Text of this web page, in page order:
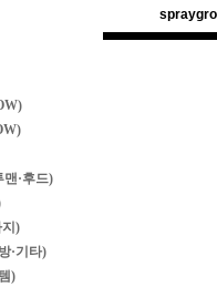
맨·후드)
지)
·기타)
)